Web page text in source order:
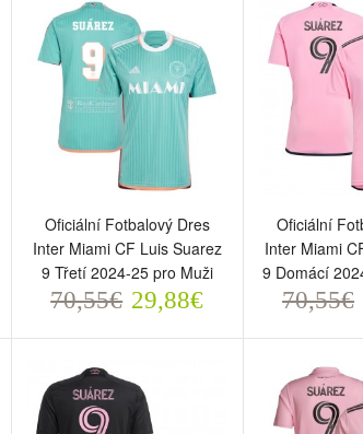
Oficiální Fotbalový Dres
Inter Miami CF Luis Suarez
9 Třetí 2024-25 pro Muži
70,55€ 29,88€
Oficiální
Inter Miami
9 Domácí
Muži
70,55€
Oficiální Fotbalový Dres
Inter Miami CF Luis Suarez
9 Třetí 2024-25 pro Muži
70,55€ 29,88€
Oficiální
Inter Miami
9 Domácí
70,55€